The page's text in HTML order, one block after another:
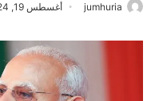
jumhuria أغسطس 19, 2024